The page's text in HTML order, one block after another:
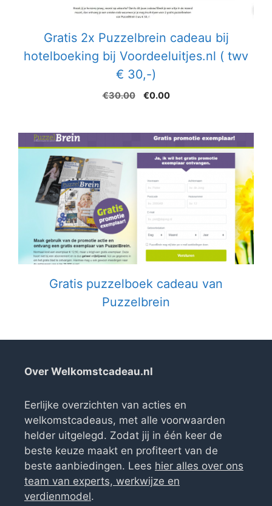
Gratis 2x Puzzelbrein cadeau bij
hotelboeking bij Voordeeluitjes.nl ( twv
€ 30,-)
€30.00
Oorspronkelijke
€30.00.
€0.00Huidige
€0.00.
Gratis puzzelboek cadeau van
Puzzelbrein
Over Welkomstcadeau.nl
Eerlijke overzichten van acties en
welkomstcadeaus, met alle voorwaarden
helder uitgelegd. Zodat jij in één keer de
beste keuze maakt en profiteert van de
beste aanbiedingen. Lees hier alles over ons
team van experts, werkwijze en
verdienmodel.